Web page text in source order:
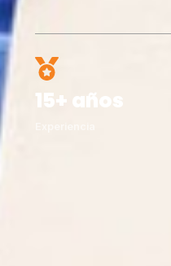
15+ años